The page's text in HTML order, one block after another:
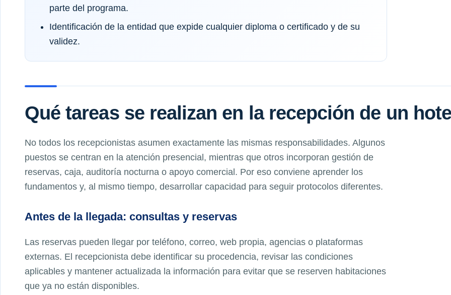
parte del programa.
Identificación de la entidad que expide cualquier diploma o certificado y de su
validez.
Qué tareas se realizan en la recepción de un
No todos los recepcionistas asumen exactamente las mismas responsabilidades. Algunos
puestos se centran en la atención presencial, mientras que otros incorporan gestión de
reservas, caja, auditoría nocturna o apoyo comercial. Por eso conviene aprender los
fundamentos y, al mismo tiempo, desarrollar capacidad para seguir protocolos diferentes.
Antes de la llegada: consultas y reservas
Las reservas pueden llegar por teléfono, correo, web propia, agencias o plataformas
externas. El recepcionista debe identificar su procedencia, revisar las condiciones
aplicables y mantener actualizada la información para evitar que se reserven habitaciones
que ya no están disponibles.